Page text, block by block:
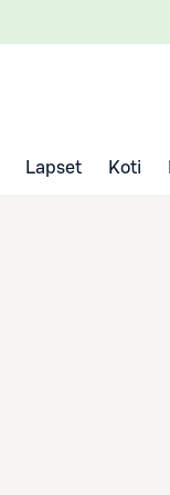
Lapset Koti